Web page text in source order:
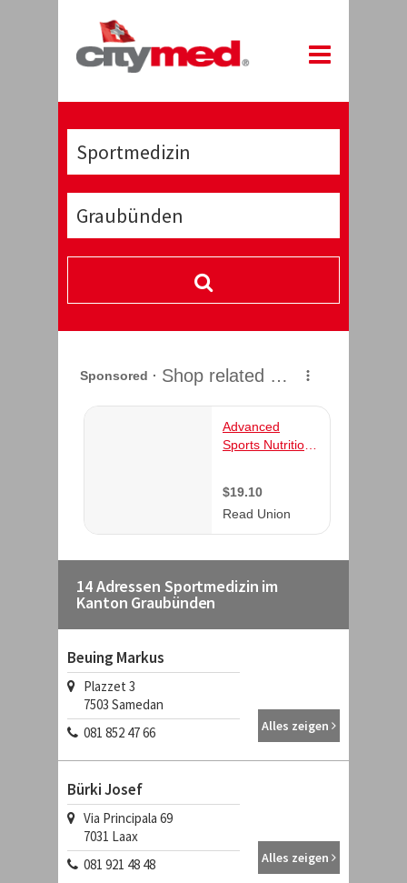
14 Adressen Sportmedizin im
Kanton Graubünden
Beuing Markus
Plazzet 3
7503 Samedan
081 852 47 66
Alles zeigen
Bürki Josef
Via Principala 69
7031 Laax
081 921 48 48
Alles zeigen